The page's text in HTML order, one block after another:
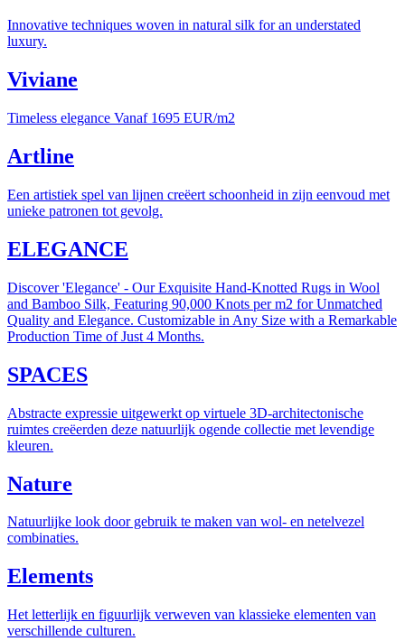
Innovative techniques woven in natural silk for an understated
luxury.
Viviane
Timeless elegance Vanaf 1695 EUR/m2
Artline
Een artistiek spel van lijnen creëert schoonheid in zijn eenvoud met
unieke patronen tot gevolg.
ELEGANCE
Discover 'Elegance' - Our Exquisite Hand-Knotted Rugs in Wool
and Bamboo Silk, Featuring 90,000 Knots per m2 for Unmatched
Quality and Elegance. Customizable in Any Size with a Remarkable
Production Time of Just 4 Months.
SPACES
Abstracte expressie uitgewerkt op virtuele 3D-architectonische
ruimtes creëerden deze natuurlijk ogende collectie met levendige
kleuren.
Nature
Natuurlijke look door gebruik te maken van wol- en netelvezel
combinaties.
Elements
Het letterlijk en figuurlijk verweven van klassieke elementen van
verschillende culturen.